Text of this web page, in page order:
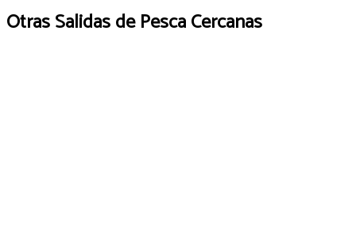
Otras Salidas de Pesca Cercanas